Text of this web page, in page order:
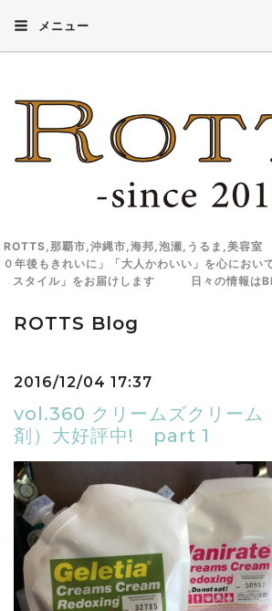
メニュー
ROTTS,那覇市,沖縄市,海邦,泡瀬,うるま,美容室
０年後もきれいに」「大人かわいい」を心におい
スタイル」をお届けします 日々の情報は
ROTTS Blog
2016/12/04 17:37
vol.360 クリームズクリーム
剤）大好評中! part 1